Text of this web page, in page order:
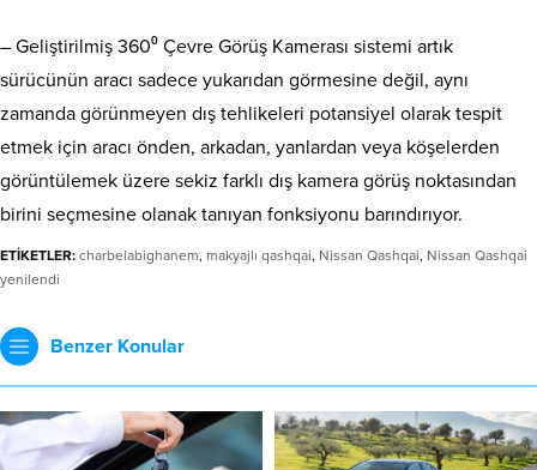
– Geliştirilmiş 360⁰ Çevre Görüş Kamerası sistemi artık
sürücünün aracı sadece yukarıdan görmesine değil, aynı
zamanda görünmeyen dış tehlikeleri potansiyel olarak tespit
etmek için aracı önden, arkadan, yanlardan veya köşelerden
görüntülemek üzere sekiz farklı dış kamera görüş noktasından
birini seçmesine olanak tanıyan fonksiyonu barındırıyor.
ETİKETLER: charbelabighanem, makyajlı qashqai, Nissan Qashqai, Nissan Qashqai
yenilendi
Benzer Konular